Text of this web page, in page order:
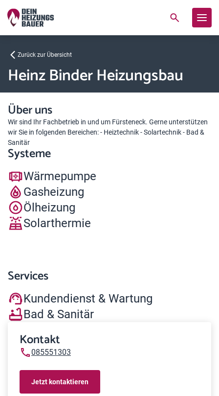
Zurück zur Übersicht
Heinz Binder Heizungsbau
Über uns
Wir sind Ihr Fachbetrieb in und um Fürsteneck. Gerne unterstützen
wir Sie in folgenden Bereichen: - Heiztechnik - Solartechnik - Bad &
Sanitär
Systeme
Wärmepumpe
Gasheizung
Ölheizung
Solarthermie
Services
Kundendienst & Wartung
Bad & Sanitär
Kontakt
085551303
Jetzt kontaktieren